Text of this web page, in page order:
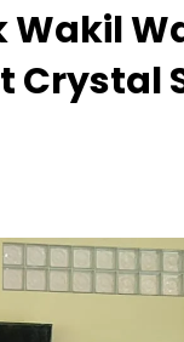
Wakil
Crystal